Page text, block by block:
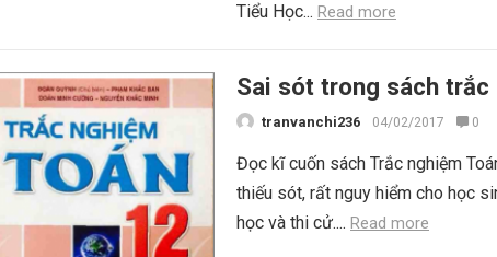
Tiểu Học... Read more
Sai sót trong sách trắc
tranvanchi236 04/02/2017 0
Đọc kĩ cuốn sách Trắc nghiệm
thiếu sót, rất nguy hiểm cho học
học và thi cử.... Read more